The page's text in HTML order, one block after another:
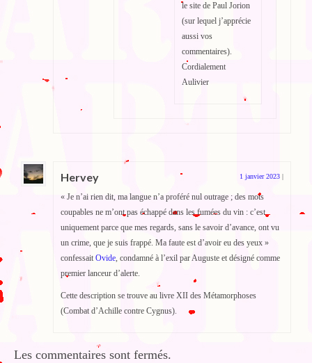
le site de Paul Jorion
(sur lequel j’apprécie
aussi vos
commentaires).
Cordialement
Aulivier
Hervey 1 janvier 2023 |
« Je n’ai rien dit, ma langue n’a proféré nul outrage ; des mots
coupables ne m’ont pas échappé dans les fumées du vin : c’est
uniquement parce que mes regards, sans le savoir d’avance, ont vu
un crime, que je suis frappé. Ma faute est d’avoir eu des yeux »
confessait Ovide, condamné à l’exil par Auguste et désigné comme
premier lanceur d’alerte.
Cette description se trouve au livre XII des Métamorphoses
(Combat d’Achille contre Cygnus).
Les commentaires sont fermés.